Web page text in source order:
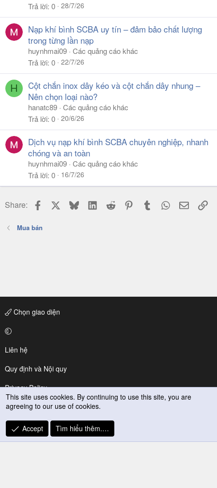
Trả lời 0 28/7/26
Nạp khí bình SCBA uy tín – đảm bảo chất lượng
trong từng lần nạp
huynhmai09 Các quảng cáo khác
Trả lời 0 22/7/26
H
Cột chắn inox dây kéo và cột chắn dây nhung –
Nên chọn loại nào?
hanatc89 Các quảng cáo khác
Trả lời 0 20/6/26
Dịch vụ nạp khí bình SCBA chuyên nghiệp, nhanh
chóng và an toàn
huynhmai09 Các quảng cáo khác
Trả lời 0 16/7/26
Share: Facebook BlueskyLinkedIn
Reddit PinterestTumblr WhatsApp
Email
Mua bán
Chọn giao diện
Liên hệ
Quy định và Nội quy
Privacy Policy
Trợ giúp
R
S
This site uses cookies. By continuing to use this site, you are
agreeing to our use of cookies.
Accept Tìm hiểu thêm.…